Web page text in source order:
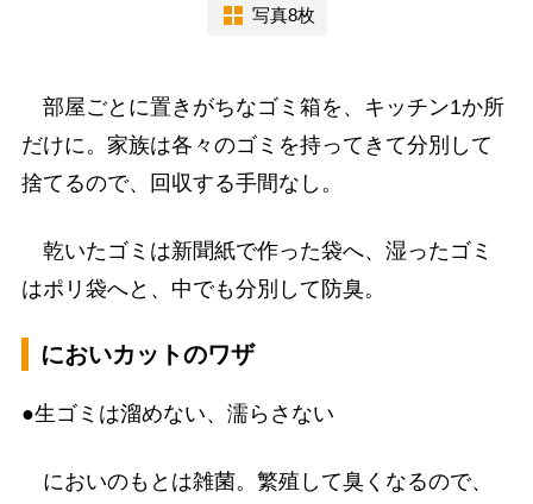
写真8枚
部屋ごとに置きがちなゴミ箱を、キッチン1か所
だけに。家族は各々のゴミを持ってきて分別して
捨てるので、回収する手間なし。
乾いたゴミは新聞紙で作った袋へ、湿ったゴミ
はポリ袋へと、中でも分別して防臭。
においカットのワザ
●生ゴミは溜めない、濡らさない
においのもとは雑菌。繁殖して臭くなるので、